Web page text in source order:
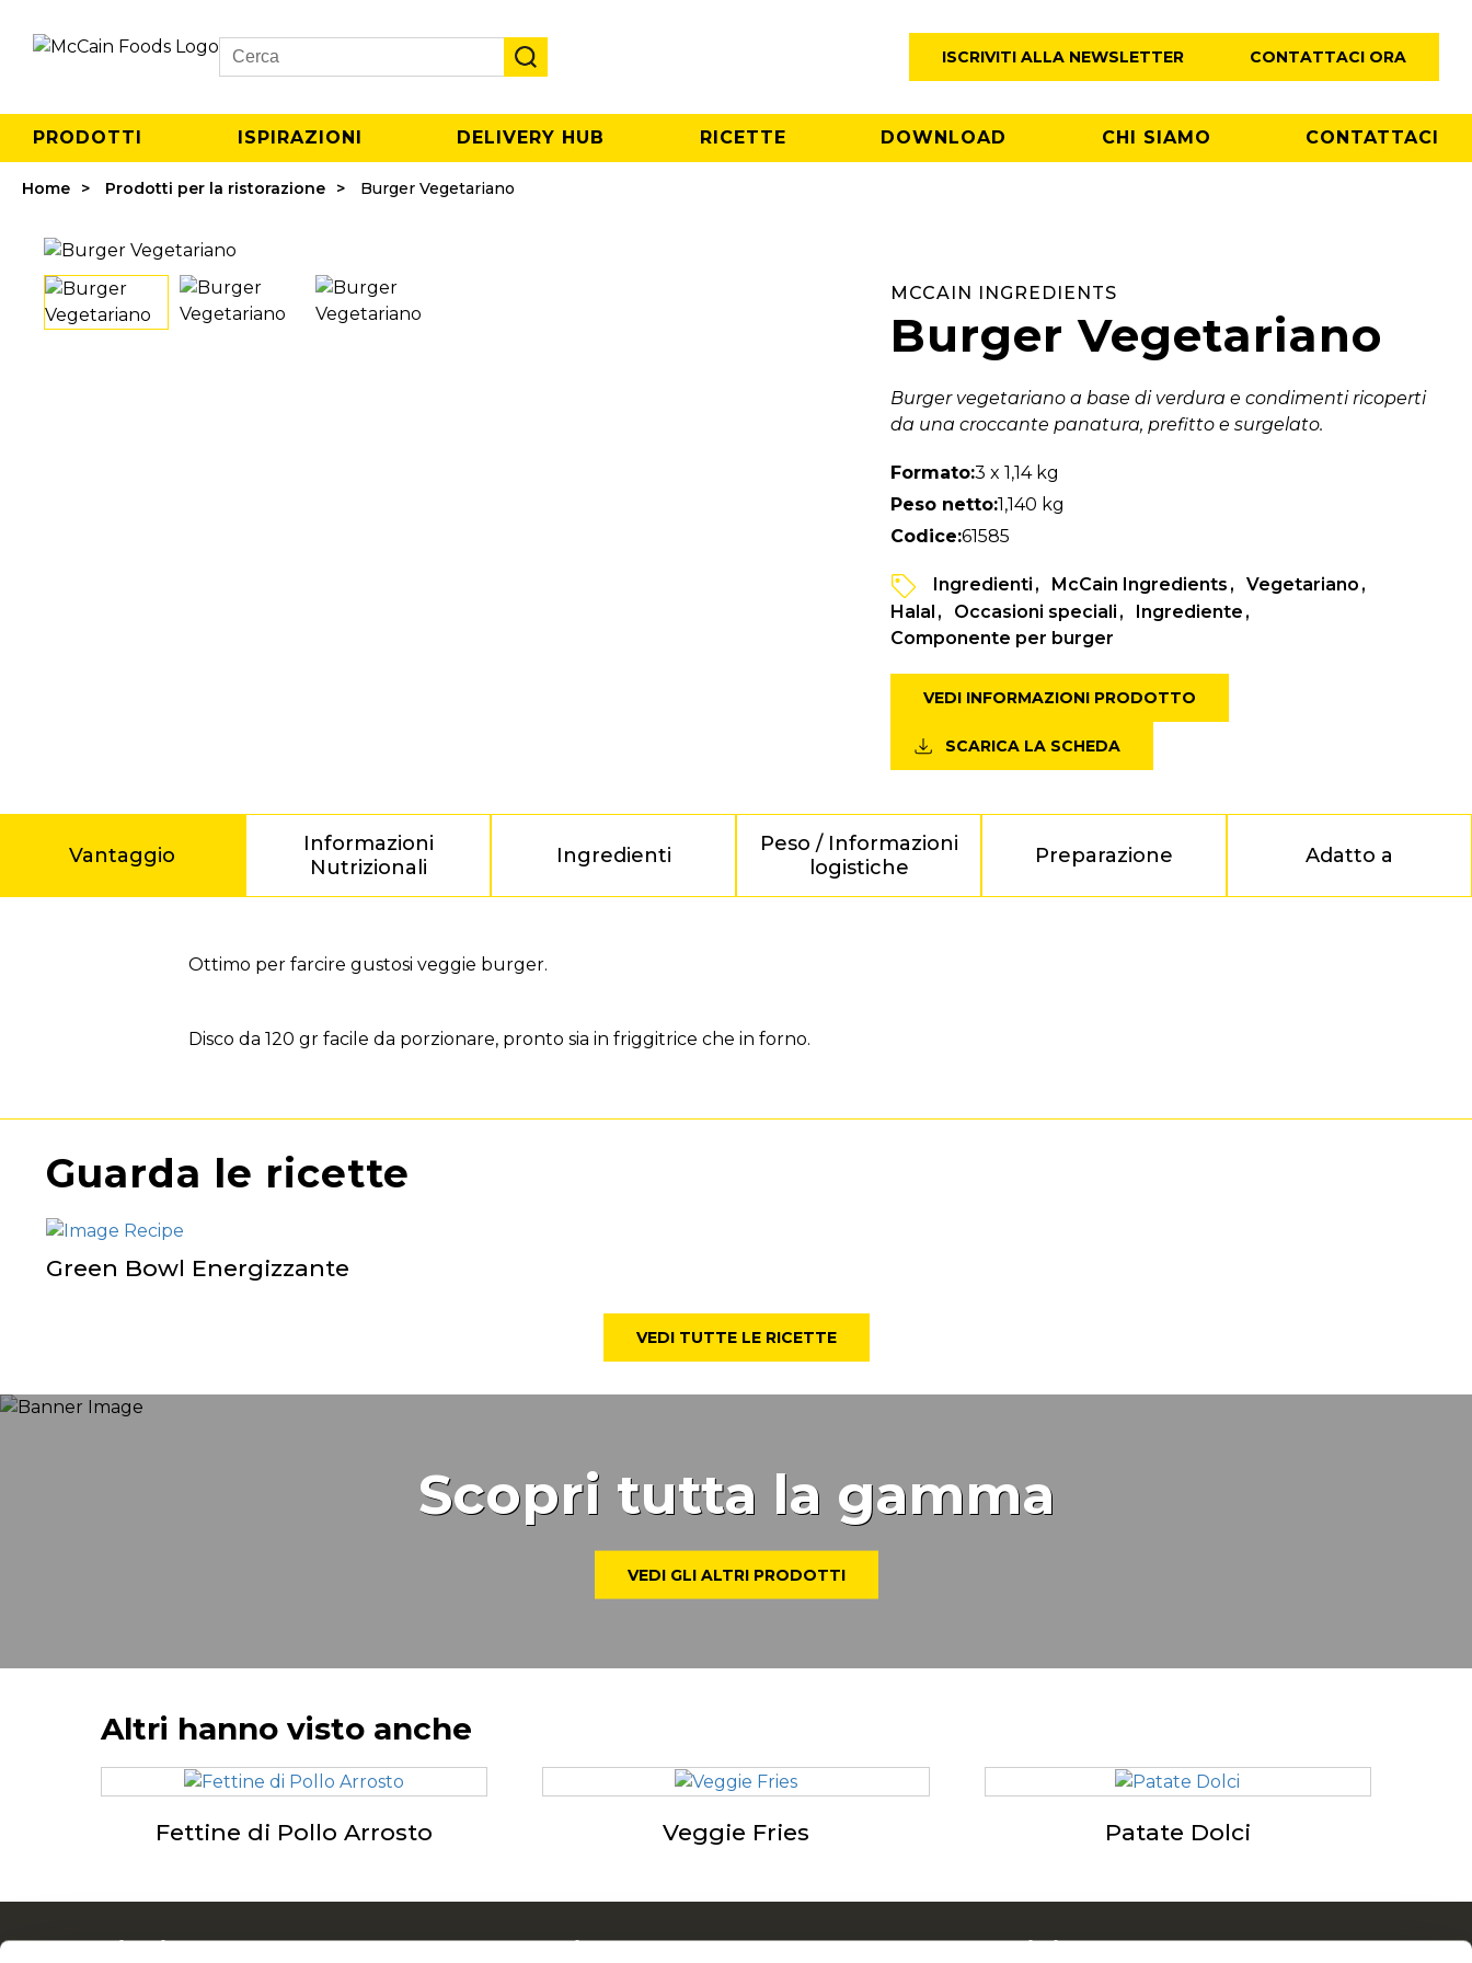
Search
ISCRIVITI ALLA NEWSLETTER CONTATTACI ORA
PRODOTTI ISPIRAZIONI DELIVERY HUB RICETTE DOWNLOAD CHI SIAMO CONTATTACI
Home Prodotti per la ristorazione Burger Vegetariano
MCCAIN INGREDIENTS
Burger Vegetariano
Burger vegetariano a base di verdura e condimenti ricoperti
da una croccante panatura, prefitto e surgelato.
Formato:3 x 1,14 kg
Peso netto:1,140 kg
Codice:61585
Ingredienti McCain Ingredients
Vegetariano
Halal
Occasioni speciali
Ingrediente
Componente per burger
VEDI INFORMAZIONI PRODOTTO
SCARICA LA SCHEDA
Vantaggio
Informazioni
Nutrizionali
Ingredienti
Peso / Informazioni
logistiche
Preparazione Adatto a
VantaggioOttimo per farcire gustosi veggie burger.
Disco da 120 gr facile da porzionare, pronto sia in friggitrice che in forno.
Guarda le ricette
Green Bowl Energizzante
VEDI TUTTE LE RICETTE
Scopri tutta la gamma
VEDI GLI ALTRI PRODOTTI
Altri hanno visto anche
Fettine di Pollo Arrosto Veggie Fries Patate Dolci
Navigation Tutto su McCain McCain in Europa